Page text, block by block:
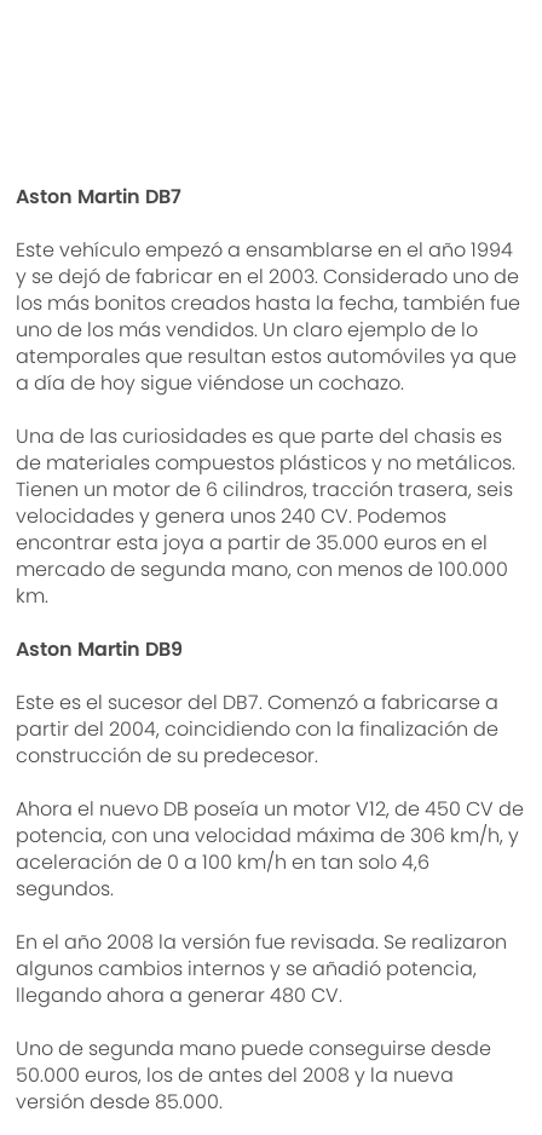
Aston Martin DB7
Este vehículo empezó a ensamblarse en el año 1994
y se dejó de fabricar en el 2003. Considerado uno de
los más bonitos creados hasta la fecha, también fue
uno de los más vendidos. Un claro ejemplo de lo
atemporales que resultan estos automóviles ya que
a día de hoy sigue viéndose un cochazo.
Una de las curiosidades es que parte del chasis es
de materiales compuestos plásticos y no metálicos.
Tienen un motor de 6 cilindros, tracción trasera, seis
velocidades y genera unos 240 CV. Podemos
encontrar esta joya a partir de 35.000 euros en el
mercado de segunda mano, con menos de 100.000
km.
Aston Martin DB9
Este es el sucesor del DB7. Comenzó a fabricarse a
partir del 2004, coincidiendo con la finalización de
construcción de su predecesor.
Ahora el nuevo DB poseía un motor V12, de 450 CV de
potencia, con una velocidad máxima de 306 km/h, y
aceleración de 0 a 100 km/h en tan solo 4,6
segundos.
En el año 2008 la versión fue revisada. Se realizaron
algunos cambios internos y se añadió potencia,
llegando ahora a generar 480 CV.
Uno de segunda mano puede conseguirse desde
50.000 euros, los de antes del 2008 y la nueva
versión desde 85.000.